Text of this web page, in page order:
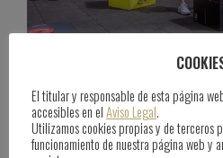
June 25th, 2025 Blog
El titular y responsable de esta página
accesibles en elAviso Legal.
Utilizamos cookies propias y de terceros
funcionamiento de nuestra página web y